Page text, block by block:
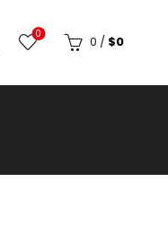
0 0 / $0